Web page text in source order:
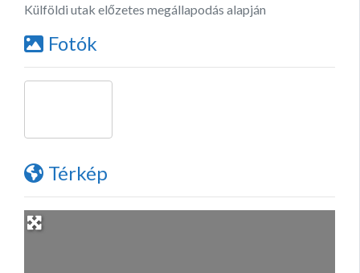
Külföldi utak előzetes megállapodás alapján
Fotók
Térkép